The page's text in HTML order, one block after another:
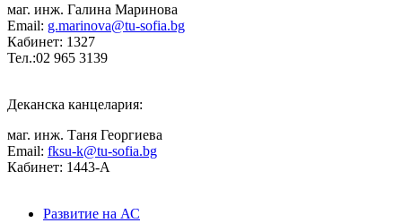
маг. инж. Галина Маринова
Email: g.marinova@tu-sofia.bg
Кабинет: 1327
Тел.:02 965 3139
Деканска канцелария:
маг. инж. Таня Георгиева
Email: fksu-k@tu-sofia.bg
Кабинет: 1443-А
Развитие на АС